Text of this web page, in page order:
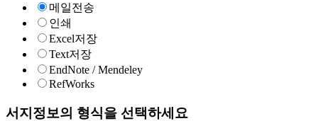
메일전송
인쇄
Excel저장
Text저장
EndNote / Mendeley
RefWorks
서지정보의 형식을 선택하세요